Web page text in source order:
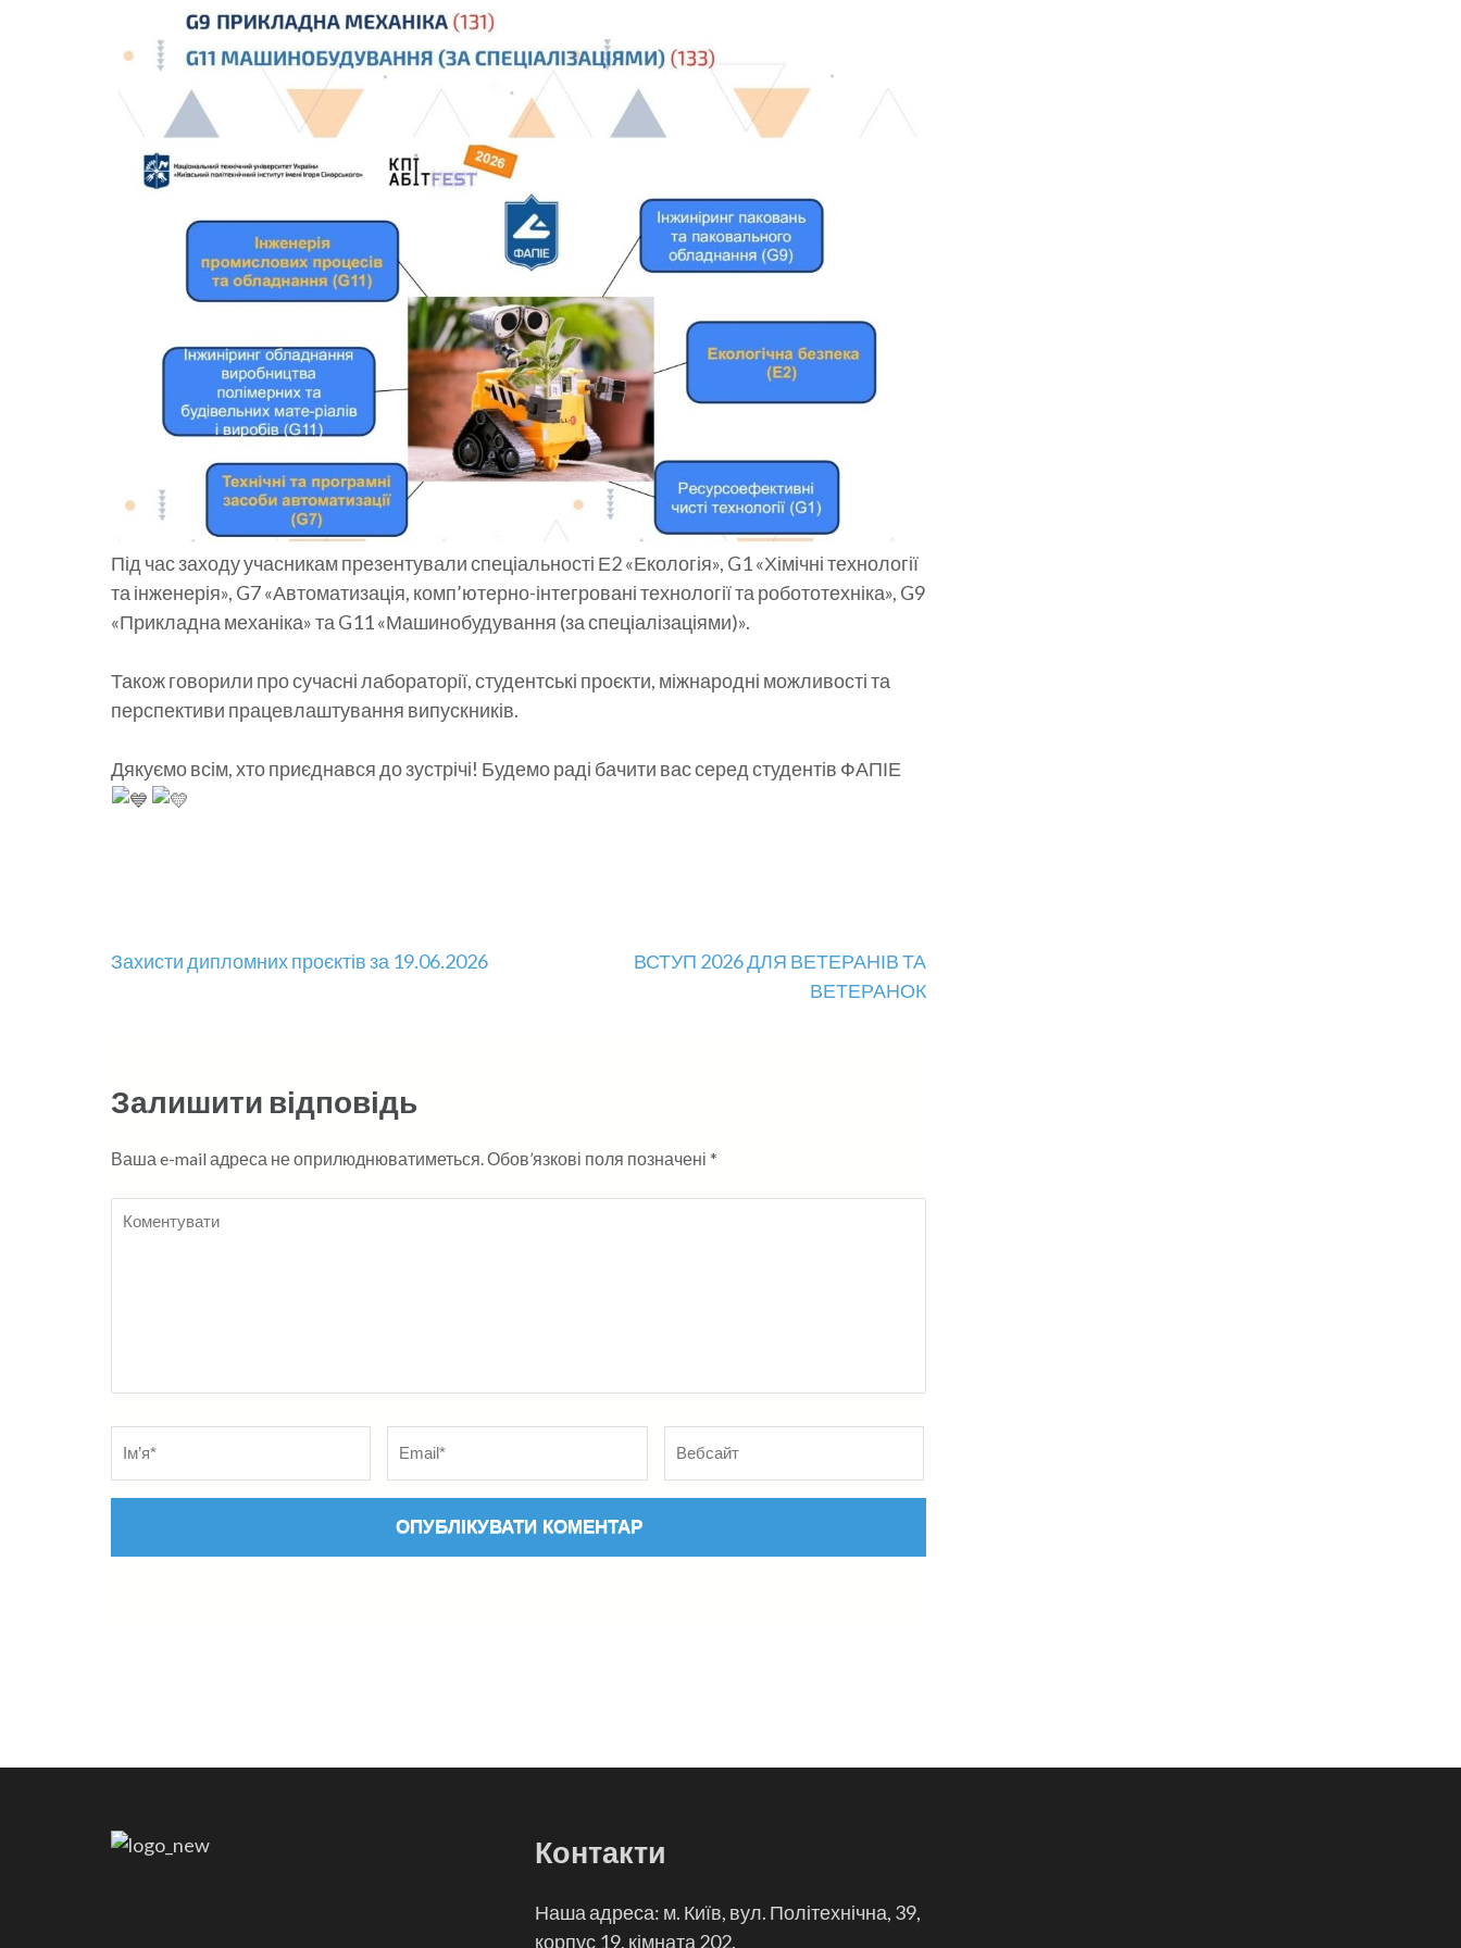
Під час заходу учасникам презентували спеціальності Е2 «Екологія», G1 «Хімічні технології
та інженерія», G7 «Автоматизація, комп’ютерно-інтегровані технології та робототехніка», G9
«Прикладна механіка» та G11 «Машинобудування (за спеціалізаціями)».
Також говорили про сучасні лабораторії, студентські проєкти, міжнародні можливості та
перспективи працевлаштування випускників.
Дякуємо всім, хто приєднався до зустрічі! Будемо раді бачити вас серед студентів ФАПІЕ
Навігація
Захисти дипломних проєктів за 19.06.2026
ВСТУП 2026 ДЛЯ ВЕТЕРАНІВ ТА
ВЕТЕРАНОК
Залишити відповідь
Ваша e-mail адреса не оприлюднюватиметься. Обов’язкові поля позначені *
адреса
Контакти
Наша адреса: м. Київ, вул. Політехнічна, 39,
корпус 19, кімната 202.